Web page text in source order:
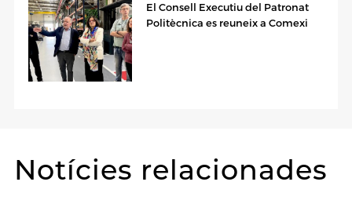
El Consell Executiu del Patronat
Politècnica es reuneix a Comexi
Notícies relacionades